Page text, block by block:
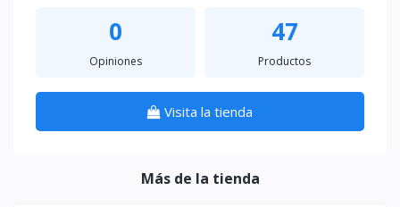
0
Opiniones
47
Productos
Visita la tienda
Más de la tienda